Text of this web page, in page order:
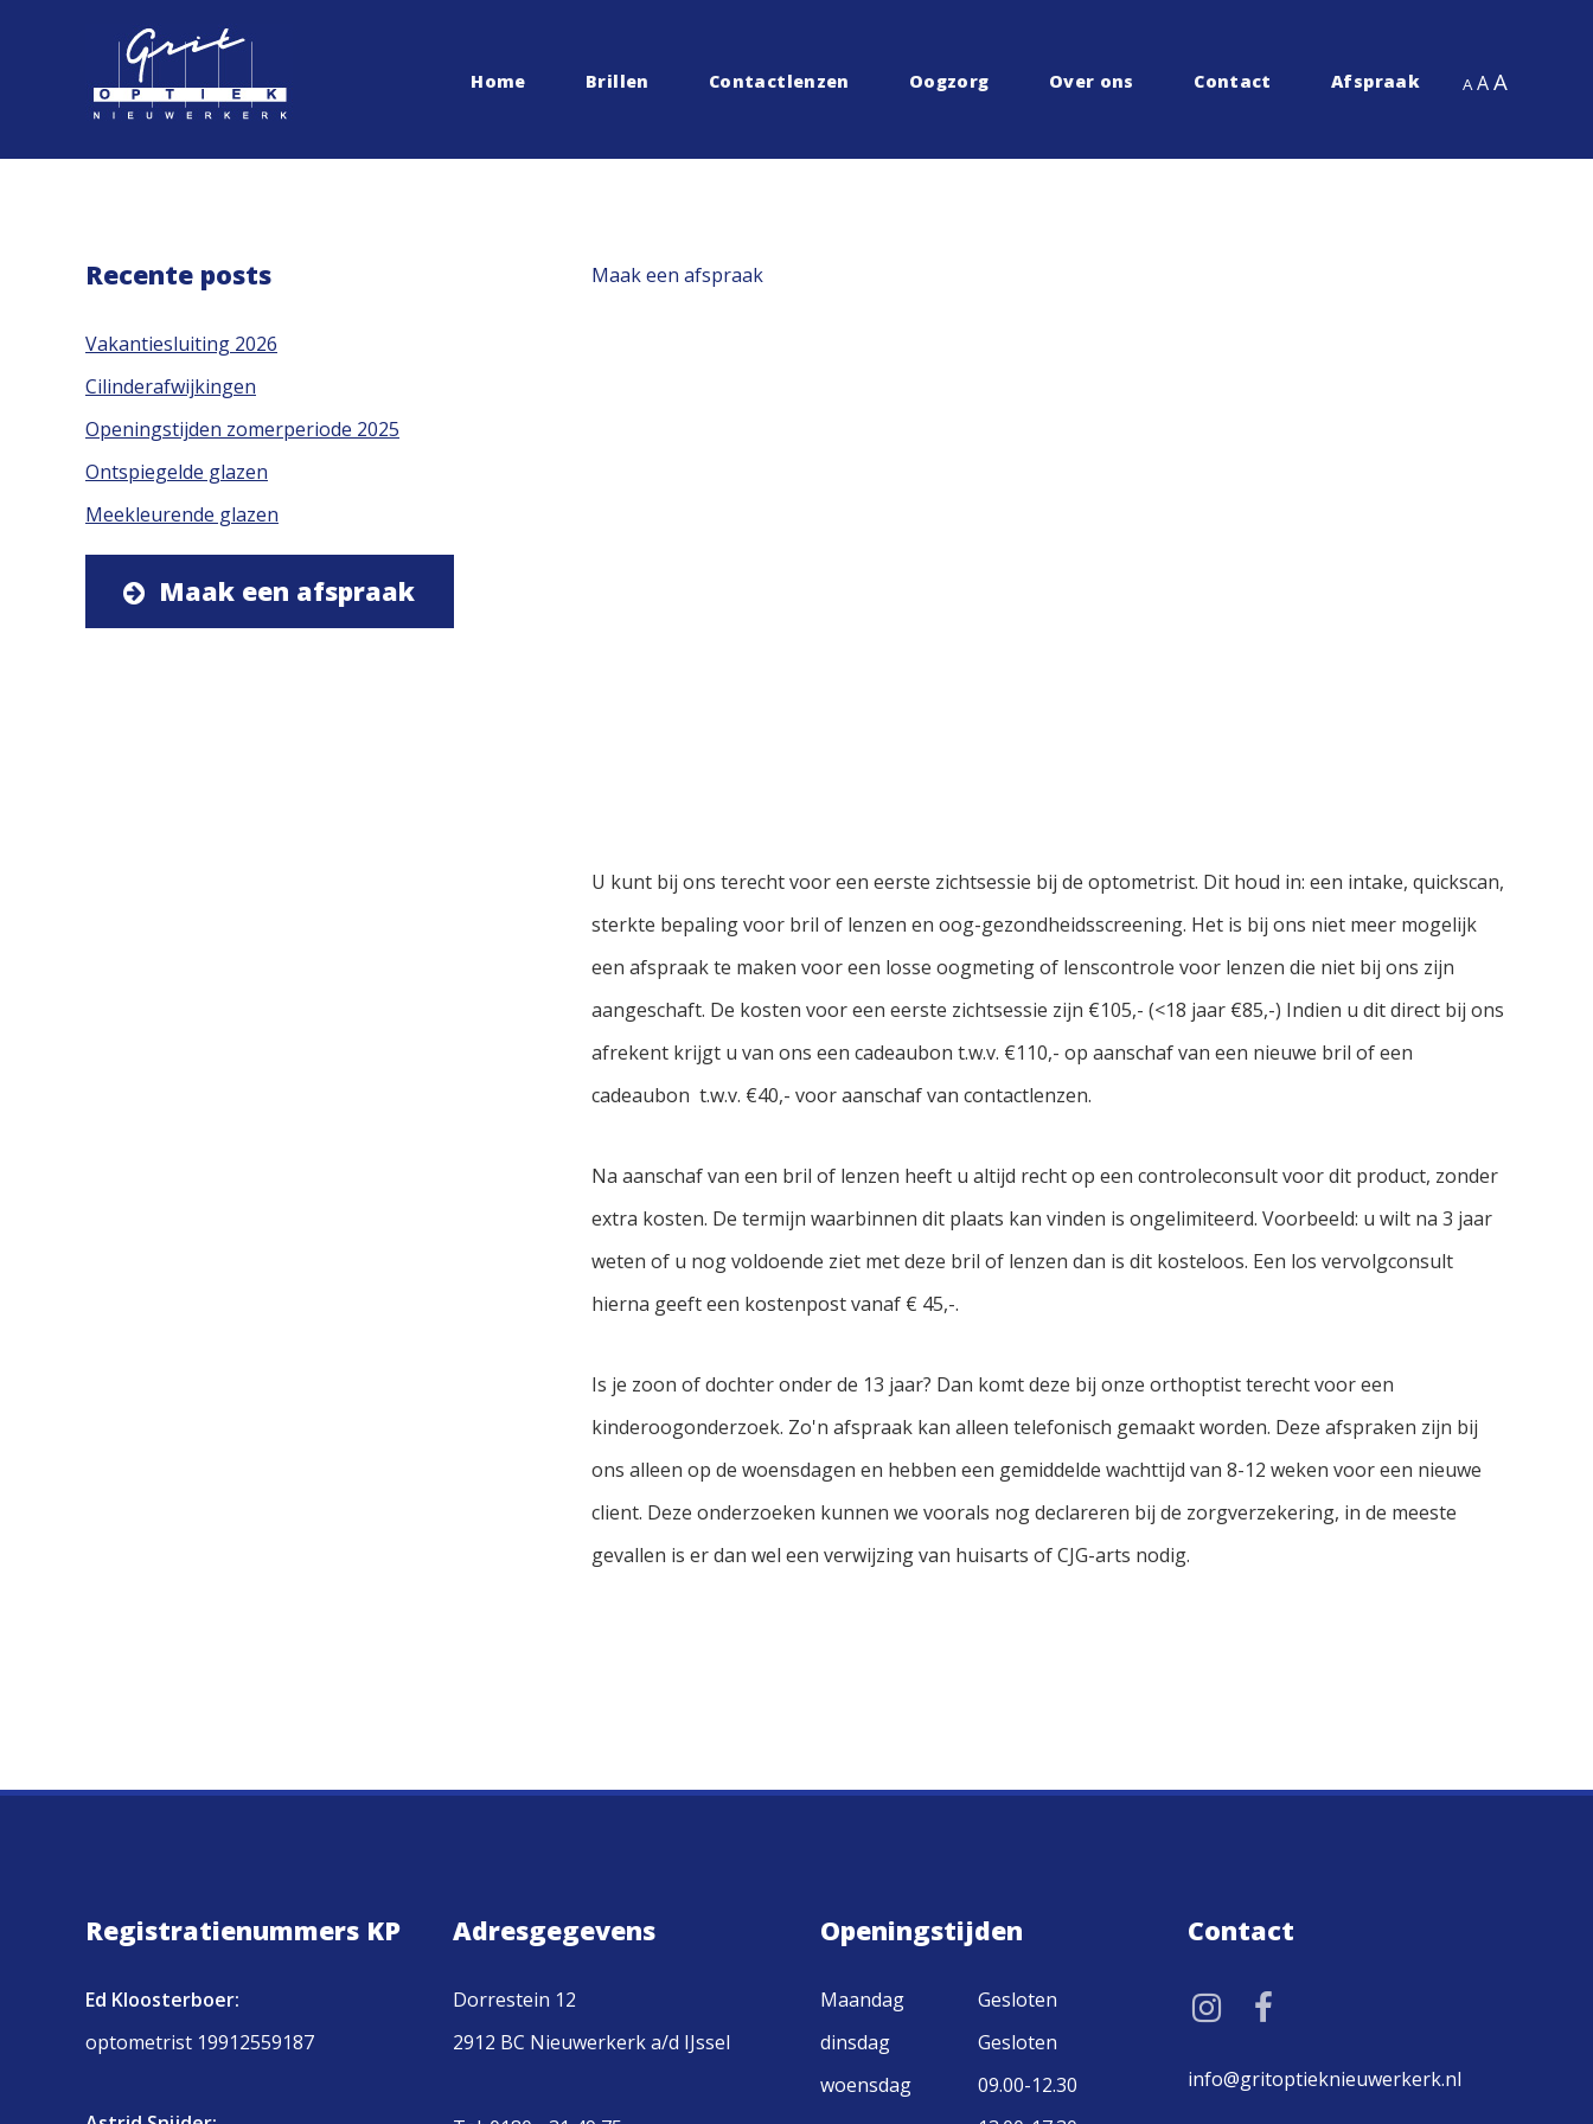
Home Brillen Contactlenzen Oogzorg Over ons Contact Afspraak A AA
Recente posts
Vakantiesluiting 2026
Cilinderafwijkingen
Openingstijden zomerperiode 2025
Ontspiegelde glazen
Meekleurende glazen
Maak een afspraak
Maak een afspraak
U kunt bij ons terecht voor een eerste zichtsessie bij de optometrist. Dit houd in: een intake, quickscan,
sterkte bepaling voor bril of lenzen en oog-gezondheidsscreening. Het is bij ons niet meer mogelijk
een afspraak te maken voor een losse oogmeting of lenscontrole voor lenzen die niet bij ons zijn
aangeschaft. De kosten voor een eerste zichtsessie zijn €105,- (<18 jaar €85,-) Indien u dit direct bij ons
afrekent krijgt u van ons een cadeaubon t.w.v. €110,- op aanschaf van een nieuwe bril of een
cadeaubon t.w.v. €40,- voor aanschaf van contactlenzen.
Na aanschaf van een bril of lenzen heeft u altijd recht op een controleconsult voor dit product, zonder
extra kosten. De termijn waarbinnen dit plaats kan vinden is ongelimiteerd. Voorbeeld: u wilt na 3 jaar
weten of u nog voldoende ziet met deze bril of lenzen dan is dit kosteloos. Een los vervolgconsult
hierna geeft een kostenpost vanaf € 45,-.
Is je zoon of dochter onder de 13 jaar? Dan komt deze bij onze orthoptist terecht voor een
kinderoogonderzoek. Zo'n afspraak kan alleen telefonisch gemaakt worden. Deze afspraken zijn bij
ons alleen op de woensdagen en hebben een gemiddelde wachttijd van 8-12 weken voor een nieuwe
client. Deze onderzoeken kunnen we voorals nog declareren bij de zorgverzekering, in de meeste
gevallen is er dan wel een verwijzing van huisarts of CJG-arts nodig.
Registratienummers KP
Ed Kloosterboer:
optometrist 19912559187
Adresgegevens
Dorrestein 12
2912 BC Nieuwerkerk a/d IJssel
Openingstijden
Maandag
Gesloten
dinsdag
Gesloten
woensdag
09.00-12.30
Contact
info@gritoptieknieuwerkerk.nl